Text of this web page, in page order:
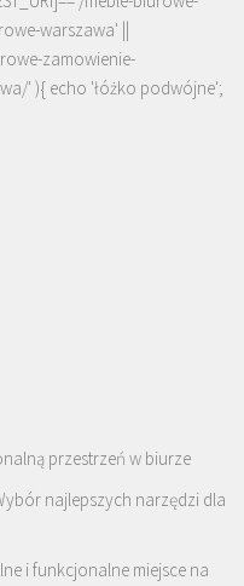
warszawa' ||
zamowienie-
' ){ echo 'łóżko podwójne';
przestrzeń w biurze
najlepszych narzędzi dla
i funkcjonalne miejsce na